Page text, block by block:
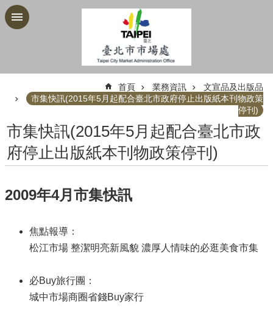
跳到主要內容區塊
首頁 業務資訊
文宣品及出版品
市集快訊(2015年5月起配合臺北市政府停止出版紙本刊物政策
停刊)
市集快訊(2015年5月起配合臺北市政
府停止出版紙本刊物政策停刊)
2009年4月市集快訊
焦點報導：
松江市場 整潔明亮新風貌 濃厚人情味的必逛美食市集
必Buy旅行團：
城中市場商圈省錢Buy家行